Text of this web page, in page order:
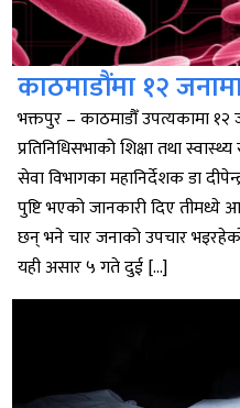
काठमाडौंमा १२
भक्तपुर – काठमाडौँ उपत्यकामा १२
प्रतिनिधिसभाको शिक्षा तथा
सेवा विभागका महानिर्देशक डा
पुष्टि भएको जानकारी दिए
छन् भने चार जनाको उपचार
यही असार ५ गते दुई […]